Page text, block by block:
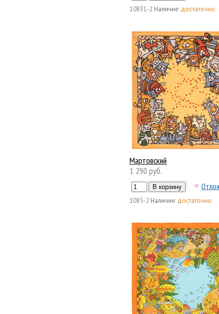
10831-2 Наличие: достаточно
Мартовский
1 290 руб.
1085-2 Наличие: достаточно